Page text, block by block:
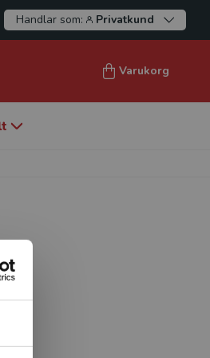
Handlar som: Privatkund
Varukorg